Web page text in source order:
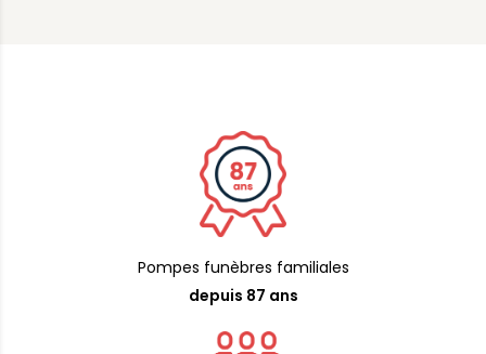
Pompes funèbres familiales
depuis 87 ans